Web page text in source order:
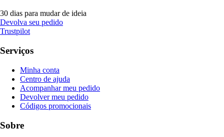
30 dias para mudar de ideia
Devolva seu pedido
Trustpilot
Serviços
Minha conta
Centro de ajuda
Acompanhar meu pedido
Devolver meu pedido
Códigos promocionais
Sobre